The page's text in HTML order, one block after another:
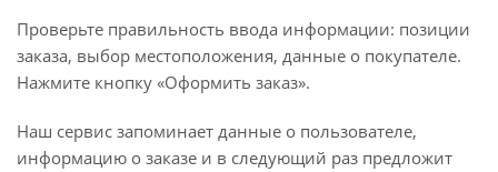
Проверьте правильность ввода информации: позиции
заказа, выбор местоположения, данные о покупателе.
Нажмите кнопку «Оформить заказ».
Наш сервис запоминает данные о пользователе,
информацию о заказе и в следующий раз предложит